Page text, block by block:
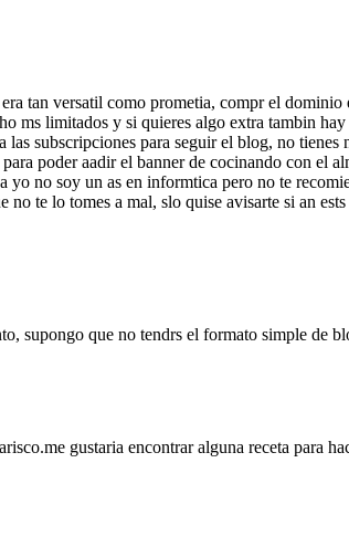
tan versatil como prometia, compr el
ms limitados y si quieres algo extra tambin
subscripciones para seguir el blog, no tienes
poder aadir el banner de cocinando con el
no soy un as en informtica pero no te
te lo tomes a mal, slo quise avisarte si an
supongo que no tendrs el formato simple de
gustaria encontrar alguna receta para